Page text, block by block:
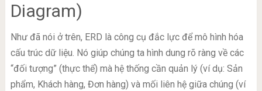
Diagram)
Như đã nói ở trên, ERD là công cụ đắc lực để mô hình hóa
cấu trúc dữ liệu. Nó giúp chúng ta hình dung rõ ràng về các
“đối tượng” (thực thể) mà hệ thống cần quản lý (ví dụ: Sản
phẩm, Khách hàng, Đơn hàng) và mối liên hệ giữa chúng (ví